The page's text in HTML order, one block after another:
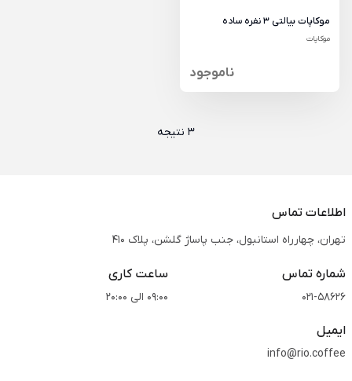
موکاپات بیالتی 3 نفره ساده
موکاپات
ناموجود
3 نتیجه
اطلاعات تماس
تهران، چهارراه استانبول، جنب پاساژ گلشن، پلاک 410
شماره تماس
021-58626
ساعت کاری
09:00 الی 20:00
ایمیل
info@rio.coffee